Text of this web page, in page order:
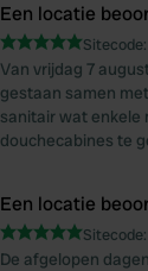
Een locatie
Sitecode:
Van vrijdag 7
gestaan samen
sanitair wat enkele
douchecabines te
Een locatie
Sitecode:
De afgelopen